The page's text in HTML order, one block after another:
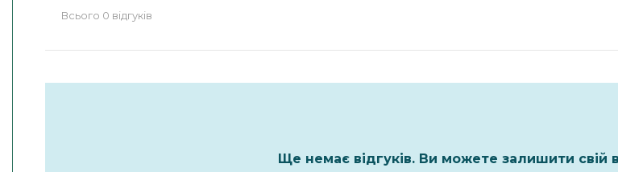
Всього 0 відгуків
Ще немає відгуків. Ви можете залишити свій